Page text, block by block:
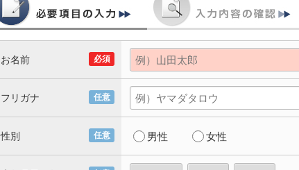
必須
お名前
任意
フリガナ
任意
性別 男性 女性